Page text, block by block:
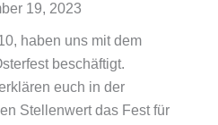
19, 2023
haben uns mit dem
beschäftigt.
euch in der
Stellenwert das Fest für